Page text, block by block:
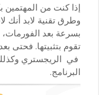
إذا كنت من المهتمين
وطرق تقنية لابد
بسرعة بعد الفورمات،
تقوم بتثبيتها. فحتى
في الريجستري
البرنامج.